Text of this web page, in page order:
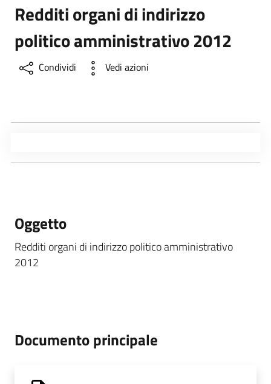
Redditi organi di indirizzo
politico amministrativo 2012
Condividi Vedi azioni
Oggetto
Redditi organi di indirizzo politico amministrativo
2012
Documento principale